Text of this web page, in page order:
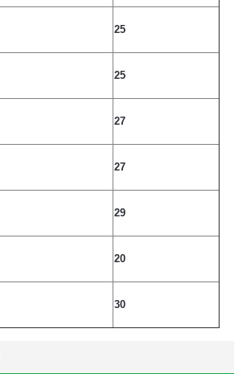
25
25
27
27
29
20
30